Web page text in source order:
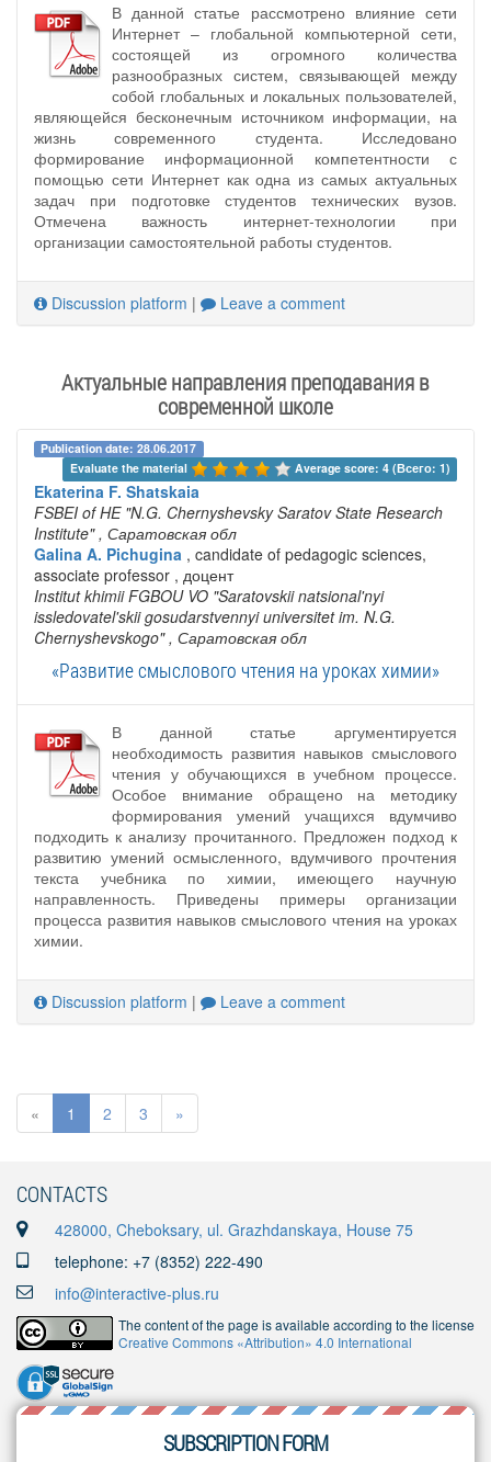
В данной статье рассмотрено влияние сети
Интернет – глобальной компьютерной сети,
состоящей из огромного количества
разнообразных систем, связывающей между
собой глобальных и локальных пользователей,
являющейся бесконечным источником информации, на
жизнь современного студента. Исследовано
формирование информационной компетентности с
помощью сети Интернет как одна из самых актуальных
задач при подготовке студентов технических вузов.
Отмечена важность интернет-технологии при
организации самостоятельной работы студентов.
Discussion platform | Leave a comment
Актуальные направления преподавания в
современной школе
Publication date: 28.06.2017
Evaluate the material
Average score: 4 (Всего: 1)
Ekaterina F. Shatskaia
FSBEI of HE "N.G. Chernyshevsky Saratov State Research
Institute" , Саратовская обл
Galina A. Pichugina , candidate of pedagogic sciences,
associate professor , доцент
Institut khimii FGBOU VO "Saratovskii natsional'nyi
issledovatel'skii gosudarstvennyi universitet im. N.G.
Chernyshevskogo" , Саратовская обл
«Развитие смыслового чтения на уроках химии»
В данной статье аргументируется
необходимость развития навыков смыслового
чтения у обучающихся в учебном процессе.
Особое внимание обращено на методику
формирования умений учащихся вдумчиво
подходить к анализу прочитанного. Предложен подход к
развитию умений осмысленного, вдумчивого прочтения
текста учебника по химии, имеющего научную
направленность. Приведены примеры организации
процесса развития навыков смыслового чтения на уроках
химии.
Discussion platform | Leave a comment
« 1 2 3 »
CONTACTS
428000, Cheboksary, ul. Grazhdanskaya, House 75
telephone: +7 (8352) 222-490
info@interactive-plus.ru
The content of the page is available according to the license
Creative Commons «Attribution» 4.0 International
SUBSCRIPTION FORM